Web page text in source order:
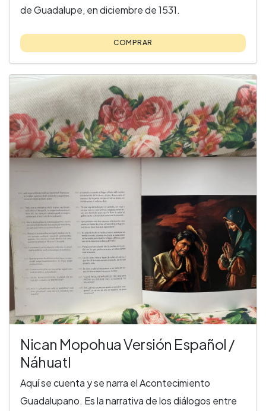
de Guadalupe, en diciembre de 1531.
COMPRAR
Nican Mopohua Versión Español /
Náhuatl
Aquí se cuenta y se narra el Acontecimiento
Guadalupano. Es la narrativa de los diálogos entre